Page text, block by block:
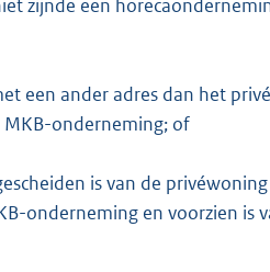
zijnde een
een ander adres dan het
MKB-onderneming; of
is van de
onderneming en voorzien is